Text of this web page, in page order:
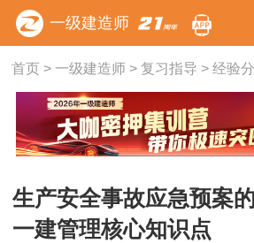
一级建造师
首页> 一级建造师> 复习指导 > 经验
生产安全事故应急预案
一建管理核心知识点